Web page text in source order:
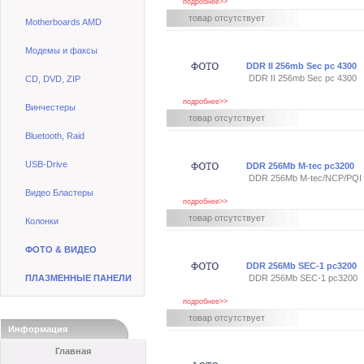
Motherboards AMD
Модемы и факсы
CD, DVD, ZIP
Винчестеры
Bluetooth, Raid
USB-Drive
Видео Бластеры
Колонки
ФОТО & ВИДЕО
ПЛАЗМЕННЫЕ ПАНЕЛИ
Информация
Главная
подробнее>>
товар отсутствует
подробнее>>
DDR II 256mb Sec pc 4300
DDR II 256mb Sec pc 4300
товар отсутствует
подробнее>>
DDR 256Mb M-tec pc3200
DDR 256Mb M-tec/NCP/PQI
товар отсутствует
подробнее>>
DDR 256Mb SEC-1 pc3200
DDR 256Mb SEC-1 pc3200
товар отсутствует